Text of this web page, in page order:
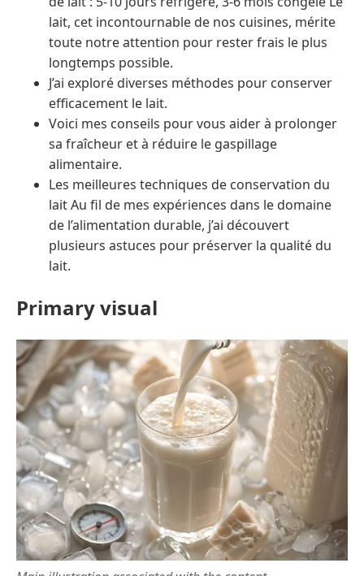
lait, cet incontournable de nos cuisines, mérite
toute notre attention pour rester frais le plus
longtemps possible.
J’ai exploré diverses méthodes pour conserver
efficacement le lait.
Voici mes conseils pour vous aider à prolonger
sa fraîcheur et à réduire le gaspillage
alimentaire.
Les meilleures techniques de conservation du
lait Au fil de mes expériences dans le domaine
de l’alimentation durable, j’ai découvert
plusieurs astuces pour préserver la qualité du
lait.
Primary visual